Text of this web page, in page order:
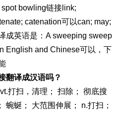
bowling链接link;
catenation可以can; may;
成英语是：A sweeping sweep
English and Chinese可以，下
翻译成汉语吗？
打扫，清理； 扫除； 彻底搜
蜿蜒； 大范围伸展； n.打扫；